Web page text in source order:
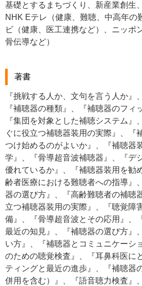
基礎とするまちづくり、新産業創生
NHK Eテレ（健康、難聴、中高年の
ビ（健康、医工連携など）、ニッポ
骨伝導など）
著書
『挑戦する人か、文句を言う人か』
『補聴器の種類』、『補聴器のフィ
『集団を対象とした補聴システム』
ぐに役立つ補聴器装用の実際』、『
つけ始めるのがよいか』、『補聴器
学』、『骨導超音波補聴器』、『デ
優れているか』、『補聴器装用を勧
齢者医療における難聴者への指導』
器の選び方』、『高齢難聴者の補聴
立つ補聴器装用の実際』、『聴覚障
備』、『骨導超音波とその応用』、
最近の知見』、『補聴器の選び方』
い方』、『補聴器とコミュニケーシ
のための聴覚検査』、『耳鼻科医に
ティングと最近の進歩』、『補聴器
併用を含む）』、『語音聴力検査』